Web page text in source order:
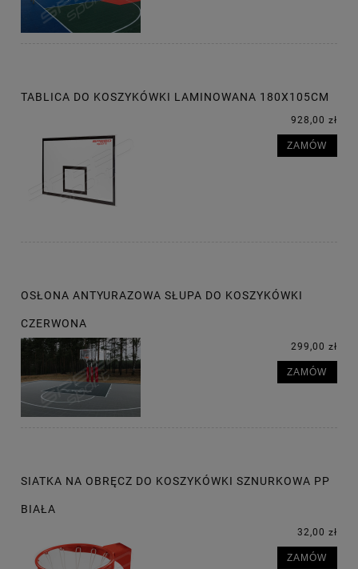
TABLICA DO KOSZYKÓWKI LAMINOWANA 180X105CM
928,00 zł
ZAMÓW
OSŁONA ANTYURAZOWA SŁUPA DO KOSZYKÓWKI
CZERWONA
299,00 zł
ZAMÓW
SIATKA NA OBRĘCZ DO KOSZYKÓWKI SZNURKOWA PP
BIAŁA
32,00 zł
ZAMÓW